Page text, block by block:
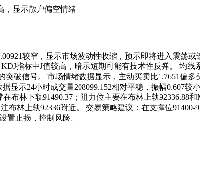
，显示散户偏空情绪
较窄，显示市场波动性收缩，预示即将进入震荡
指标中J值较高，暗示短期可能有技术性反弹。 均
破信号。 市场情绪数据显示，主动买卖比1.7651偏
示24小时成交量208099.152相对平稳，振幅0.607较
布林下轨91490.37；阻力位主要在布林上轨92336.88
布林上轨92336附近。 交易策略建议：在支撑位91400-
置止损，控制风险。